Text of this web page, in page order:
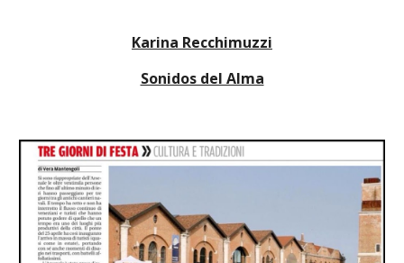
Karina Recchimuzzi
Sonidos del Alma